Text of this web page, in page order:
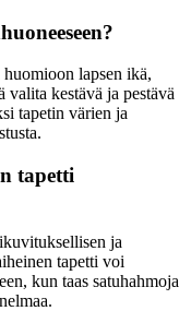
huomioon lapsen ikä,
kestävä ja pestävä
tapetin värien ja
tapetti
ja
tapetti voi
kun taas satuhahmoja